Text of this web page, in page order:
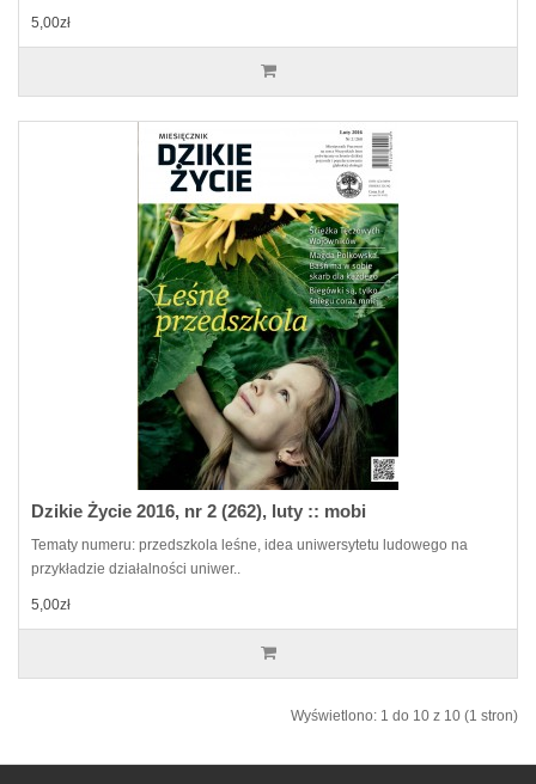
5,00zł
Dzikie Życie 2016, nr 2 (262), luty :: mobi
Tematy numeru: przedszkola leśne, idea uniwersytetu ludowego na
przykładzie działalności uniwer..
5,00zł
Wyświetlono: 1 do 10 z 10 (1 stron)